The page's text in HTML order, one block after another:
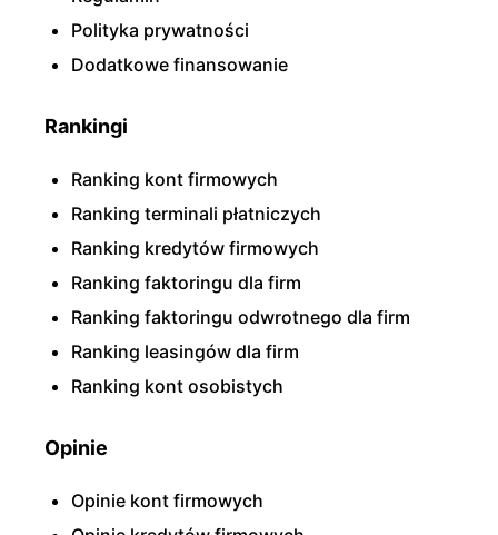
Polityka prywatności
Dodatkowe finansowanie
Rankingi
Ranking kont firmowych
Ranking terminali płatniczych
Ranking kredytów firmowych
Ranking faktoringu dla firm
Ranking faktoringu odwrotnego dla firm
Ranking leasingów dla firm
Ranking kont osobistych
Opinie
Opinie kont firmowych